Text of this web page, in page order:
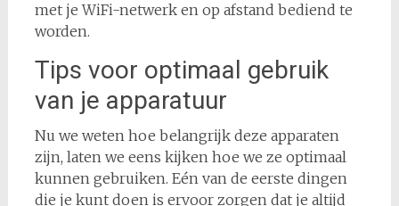
met je WiFi-netwerk en op afstand bediend te
worden.
Tips voor optimaal gebruik
van je apparatuur
Nu we weten hoe belangrijk deze apparaten
zijn, laten we eens kijken hoe we ze optimaal
kunnen gebruiken. Eén van de eerste dingen
die je kunt doen is ervoor zorgen dat je altijd